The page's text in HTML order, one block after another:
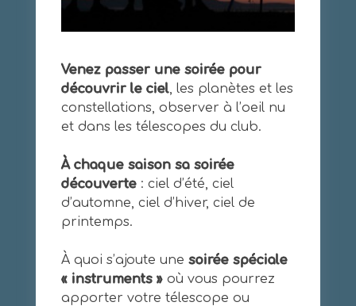
Venez passer une soirée pour
découvrir le ciel, les planètes et les
constellations, observer à l’oeil nu
et dans les télescopes du club.
À chaque saison sa soirée
découverte: ciel d’été, ciel
d’automne, ciel d’hiver, ciel de
printemps.
À quoi s’ajoute une soirée spéciale
« instruments »où vous pourrez
apporter votre télescope ou